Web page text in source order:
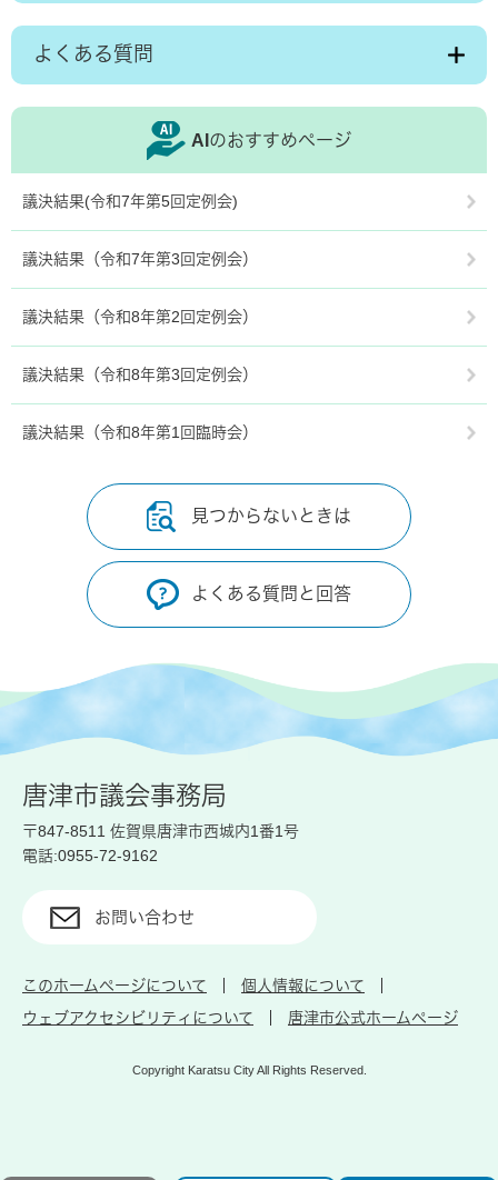
よくある質問
AIのおすすめページ
議決結果(令和7年第5回定例会)
議決結果（令和7年第3回定例会）
議決結果（令和8年第2回定例会）
議決結果（令和8年第3回定例会）
議決結果（令和8年第1回臨時会）
見つからないときは
よくある質問と回答
唐津市議会事務局
〒847-8511 佐賀県唐津市西城内1番1号
電話:0955-72-9162
お問い合わせ
このホームページについて
個人情報について
ウェブアクセシビリティについて
唐津市公式ホームページ
Copyright Karatsu City All Rights Reserved.